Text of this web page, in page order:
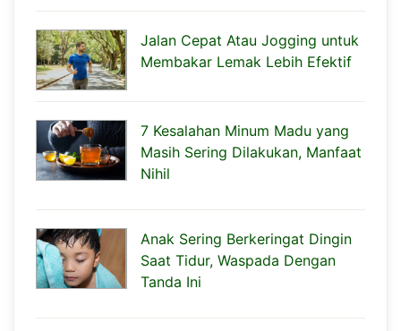
Jalan Cepat Atau Jogging untuk
Membakar Lemak Lebih Efektif
7 Kesalahan Minum Madu yang
Masih Sering Dilakukan, Manfaat
Nihil
Anak Sering Berkeringat Dingin
Saat Tidur, Waspada Dengan
Tanda Ini